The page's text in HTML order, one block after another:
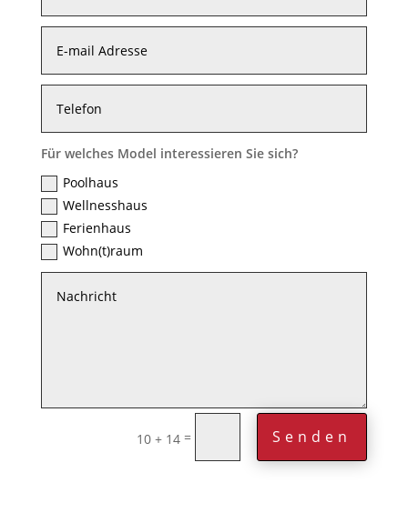
Für welches Model interessieren Sie sich?
Poolhaus
Wellnesshaus
Ferienhaus
Wohn(t)raum
10 + 14 = Senden